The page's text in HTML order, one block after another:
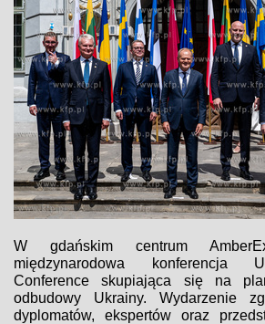
W gdańskim centrum
międzynarodowa konferencja
Conference skupiająca się na
odbudowy Ukrainy. Wydarzenie
dyplomatów, ekspertów oraz